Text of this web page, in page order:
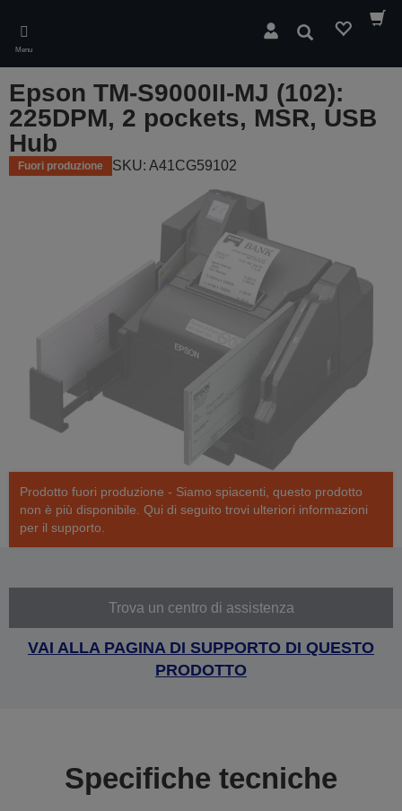
main
content
Menu
Cerca
Epson TM-S9000II-MJ (102):
225DPM, 2 pockets, MSR, USB
Hub
Fuori produzione SKU: A41CG59102
Prodotto fuori produzione - Siamo spiacenti, questo prodotto
non è più disponibile. Qui di seguito trovi ulteriori informazioni
per il supporto.
Trova un centro di assistenza
VAI ALLA PAGINA DI SUPPORTO DI QUESTO
PRODOTTO
Specifiche tecniche